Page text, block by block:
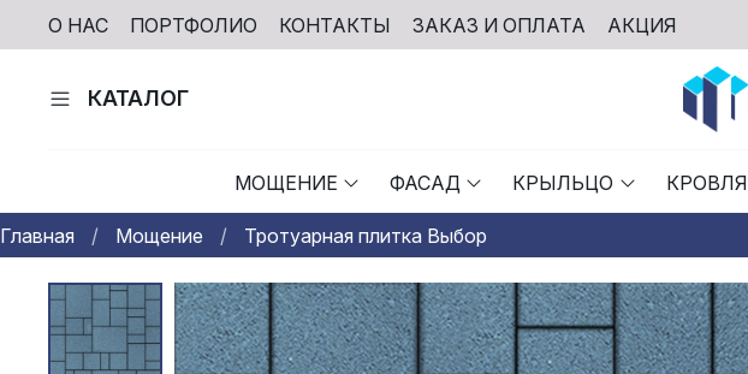
О НАС ПОРТФОЛИО КОНТАКТЫ ЗАКАЗ И ОПЛАТА АКЦИЯ
КАТАЛОГ
МОЩЕНИЕ ФАСАД КРЫЛЬЦО КРОВЛЯ
Главная Мощение Тротуарная плитка Выбор